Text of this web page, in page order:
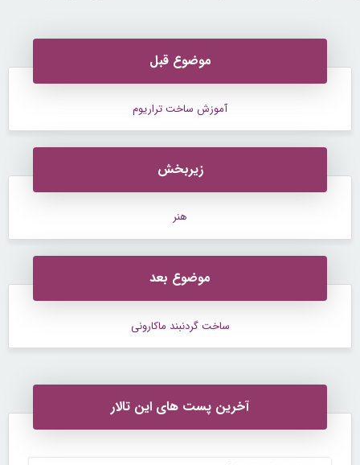
موضوع قبل
آموزش ساخت تراریوم
زیربخش
هنر
موضوع بعد
ساخت گردنبند ماکارونی
آخرین پست های این تالار